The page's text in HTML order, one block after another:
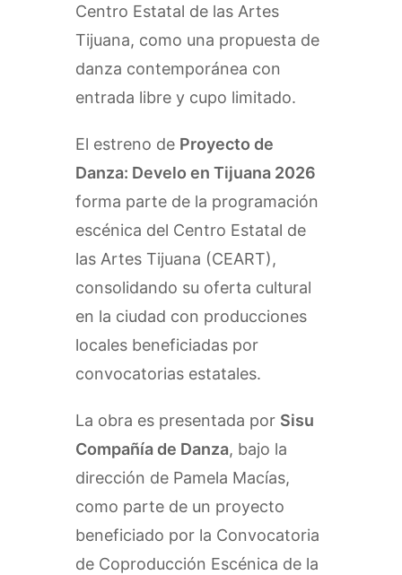
Centro Estatal de las Artes
Tijuana, como una propuesta de
danza contemporánea con
entrada libre y cupo limitado.
El estreno de Proyecto de
Danza: Develo en Tijuana 2026
forma parte de la programación
escénica del Centro Estatal de
las Artes Tijuana (CEART),
consolidando su oferta cultural
en la ciudad con producciones
locales beneficiadas por
convocatorias estatales.
La obra es presentada por Sisu
Compañía de Danza, bajo la
dirección de Pamela Macías,
como parte de un proyecto
beneficiado por la Convocatoria
de Coproducción Escénica de la